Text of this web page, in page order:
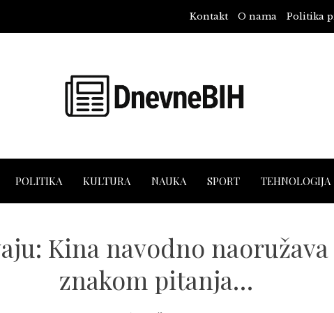
Kontakt O nama Politika
POLITIKA KULTURA NAUKA SPORT TEHNOLOGIJA
Kina navodno
znakom pitanja…